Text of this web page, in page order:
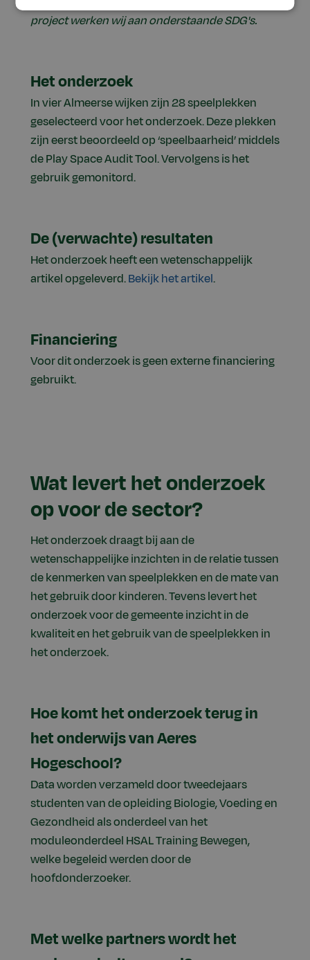
project werken wij aan onderstaande SDG's.
Het onderzoek
In vier Almeerse wijken zijn 28 speelplekken
geselecteerd voor het onderzoek. Deze plekken
zijn eerst beoordeeld op ‘speelbaarheid’ middels
de Play Space Audit Tool. Vervolgens is het
gebruik gemonitord.
De (verwachte) resultaten
Het onderzoek heeft een wetenschappelijk
artikel opgeleverd.Bekijk het artikel.
Financiering
Voor dit onderzoek is geen externe financiering
gebruikt.
Wat levert het onderzoek
op voor de sector?
Het onderzoek draagt bij aan de
wetenschappelijke inzichten in de relatie tussen
de kenmerken van speelplekken en de mate van
het gebruik door kinderen. Tevens levert het
onderzoek voor de gemeente inzicht in de
kwaliteit en het gebruik van de speelplekken in
het onderzoek.
Hoe komt het onderzoek terug in
het onderwijs van Aeres
Hogeschool?
Data worden verzameld door tweedejaars
studenten van de opleiding Biologie, Voeding en
Gezondheid als onderdeel van het
moduleonderdeel HSAL Training Bewegen,
welke begeleid werden door de
hoofdonderzoeker.
Met welke partners wordt het